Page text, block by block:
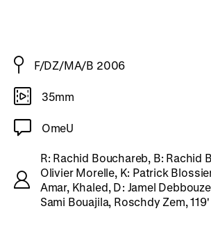
F/DZ/MA/B 2006
35mm
OmeU
R: Rachid Bouchareb, B: Rachid
Olivier Morelle, K: Patrick
Amar, Khaled, D: Jamel
Sami Bouajila, Roschdy Zem, 119'